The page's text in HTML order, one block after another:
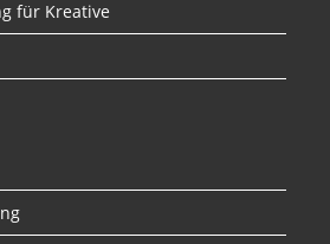
für Kreative